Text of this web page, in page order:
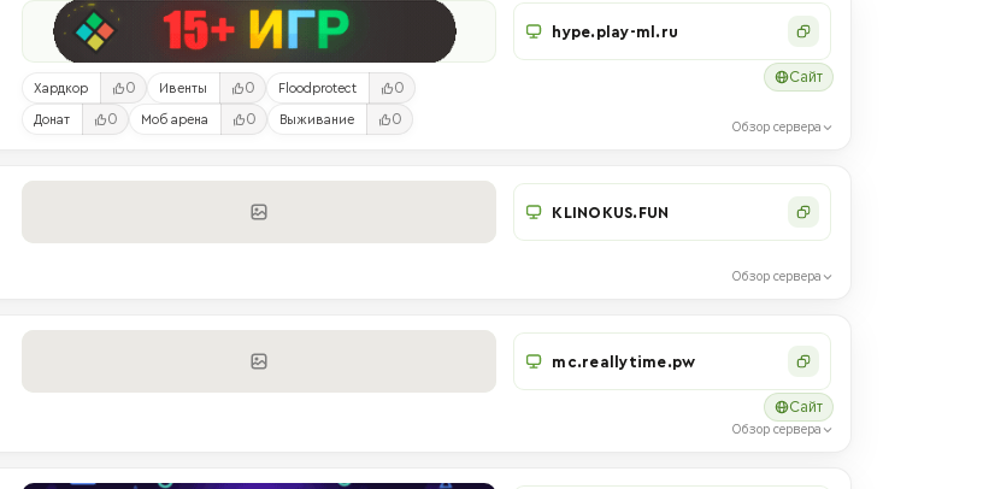
Хардкор 0 Ивенты 0 Floodprotect 0
Донат 0 Моб арена 0 Выживание 0
hype.play-ml.ru
Сайт
Обзор сервера
KLINOKUS.FUN
Обзор сервера
mc.reallytime.pw
Сайт
Обзор сервера